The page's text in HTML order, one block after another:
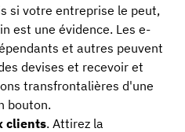
si votre entreprise le peut,
est une évidence. Les e-
et autres peuvent
devises et recevoir et
transfrontalières d'une
bouton.
clients. Attirez la